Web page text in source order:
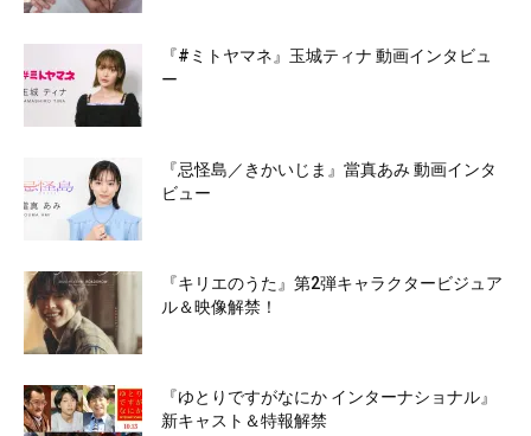
『#ミトヤマネ』玉城ティナ 動画インタビュ
ー
『忌怪島／きかいじま』當真あみ 動画インタ
ビュー
『キリエのうた』第2弾キャラクタービジュア
ル＆映像解禁！
『ゆとりですがなにか インターナショナル』
新キャスト＆特報解禁